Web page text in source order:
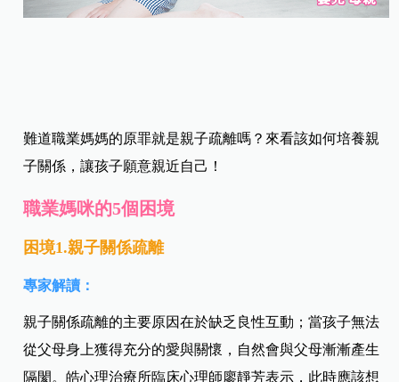
難道職業媽媽的原罪就是親子疏離嗎？來看該如何培養親
子關係，讓孩子願意親近自己！
職業媽咪的5個困境
困境1.親子關係疏離
專家解讀：
親子關係疏離的主要原因在於缺乏良性互動；當孩子無法
從父母身上獲得充分的愛與關懷，自然會與父母漸漸產生
隔閡。皓心理治療所臨床心理師廖靜芳表示，此時應該想